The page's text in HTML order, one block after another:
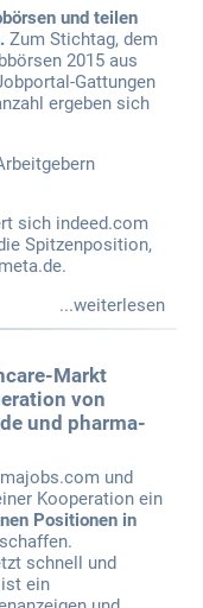
und teilen
Zum Stichtag, dem
2015 aus
Gattungen
ergeben sich
sich indeed.com
Spitzenposition,
...weiterlesen
Markt
von
und pharma-
und
Kooperation ein
Positionen in
schnell und
ein